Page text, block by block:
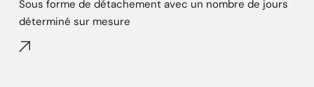
Sous forme de détachement avec un nombre de jours
déterminé sur mesure